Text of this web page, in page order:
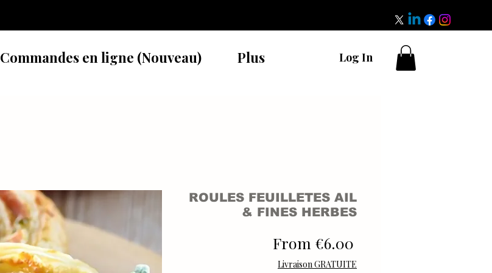
Commandes en ligne (Nouveau) Plus Log In
ROULES FEUILLETES AIL
& FINES HERBES
From €6.00
Price
Livraison GRATUITE